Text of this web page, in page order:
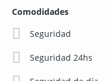
Comodidades
Seguridad
Seguridad 24hs